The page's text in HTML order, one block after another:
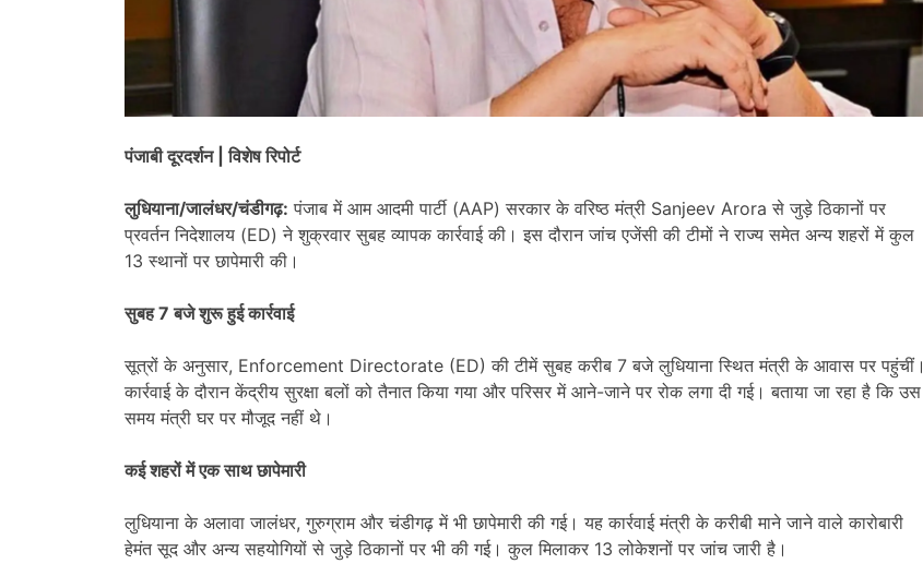
पंजाबी दूरदर्शन | विशेष रिपोर्ट
लुधियाना/जालंधर/चंडीगढ़: पंजाब में आम आदमी पार्टी (AAP) सरकार के वरिष्ठ मंत्री Sanjeev Arora से जुड़े ठिकानों पर
प्रवर्तन निदेशालय (ED) ने शुक्रवार सुबह व्यापक कार्रवाई की। इस दौरान जांच एजेंसी की टीमों ने राज्य समेत अन्य शहरों में कुल
13 स्थानों पर छापेमारी की।
सुबह 7 बजे शुरू हुई कार्रवाई
सूत्रों के अनुसार, Enforcement Directorate (ED) की टीमें सुबह करीब 7 बजे लुधियाना स्थित मंत्री के आवास पर पहुंचीं।
कार्रवाई के दौरान केंद्रीय सुरक्षा बलों को तैनात किया गया और परिसर में आने-जाने पर रोक लगा दी गई। बताया जा रहा है कि उस
समय मंत्री घर पर मौजूद नहीं थे।
कई शहरों में एक साथ छापेमारी
लुधियाना के अलावा जालंधर, गुरुग्राम और चंडीगढ़ में भी छापेमारी की गई। यह कार्रवाई मंत्री के करीबी माने जाने वाले कारोबारी
हेमंत सूद और अन्य सहयोगियों से जुड़े ठिकानों पर भी की गई। कुल मिलाकर 13 लोकेशनों पर जांच जारी है।